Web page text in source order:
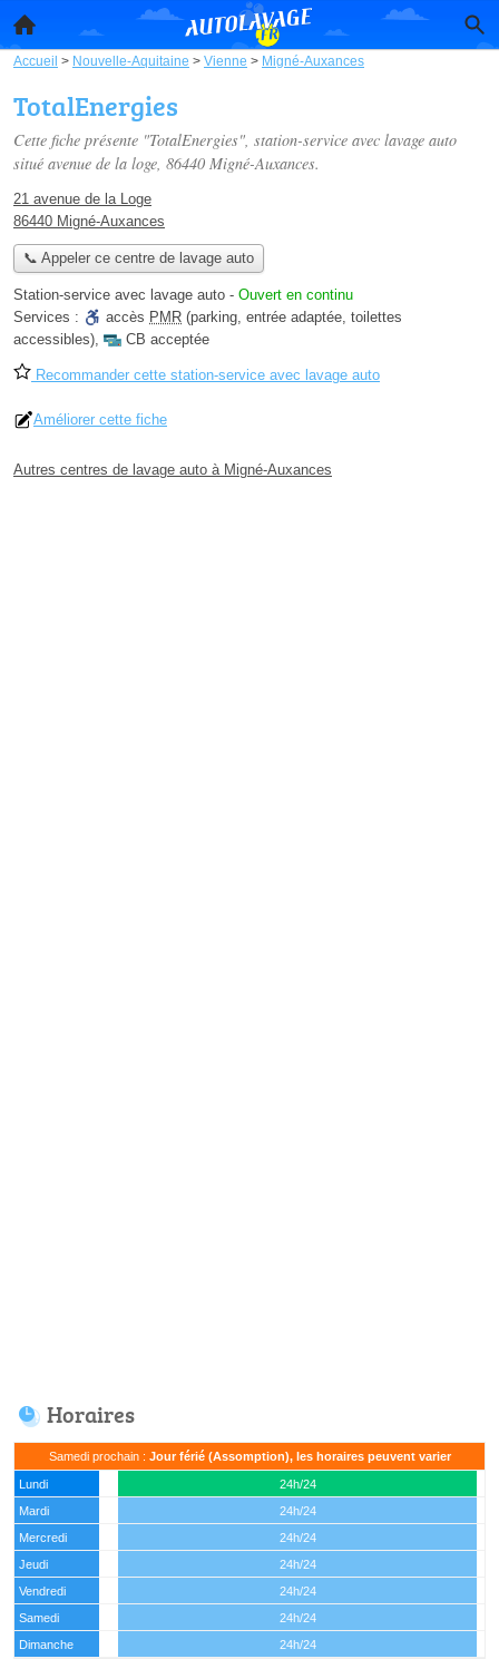
Accueil > Nouvelle-Aquitaine > Vienne > Migné-Auxances
TotalEnergies
Cette fiche présente "TotalEnergies", station-service avec lavage auto
situé avenue de la loge, 86440 Migné-Auxances.
21 avenue de la Loge
86440 Migné-Auxances
📞 Appeler ce centre de lavage auto
Station-service avec lavage auto - Ouvert en continu
Services :
accès PMR (parking, entrée adaptée, toilettes
accessibles), CB acceptée
Recommander cette station-service avec lavage auto
Améliorer cette fiche
Autres centres de lavage auto à Migné-Auxances
Horaires
Samedi prochain : Jour férié (Assomption), les horaires peuvent varier
Lundi
24h/24
Mardi
24h/24
Mercredi
24h/24
Jeudi
24h/24
Vendredi
24h/24
Samedi
24h/24
Dimanche
24h/24